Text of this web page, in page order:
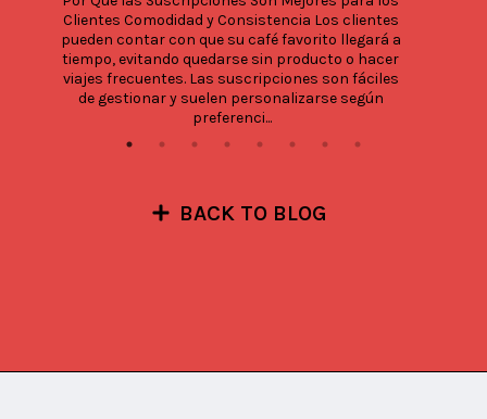
Clientes Comodidad y Consistencia Los clientes
pueden contar con que su café favorito llegará a
tiempo, evitando quedarse sin producto o hacer
viajes frecuentes. Las suscripciones son fáciles
de gestionar y suelen personalizarse según
preferenci...
BACK TO BLOG